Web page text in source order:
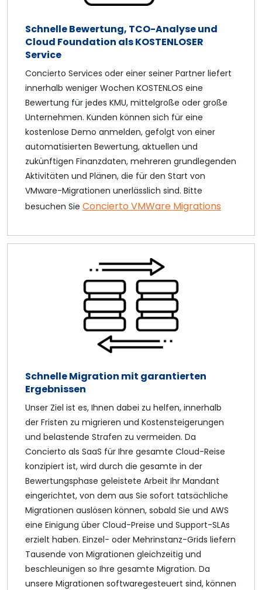
Schnelle Bewertung, TCO-Analyse und
Cloud Foundation als KOSTENLOSER
Service
Concierto Services oder einer seiner Partner liefert
innerhalb weniger Wochen KOSTENLOS eine
Bewertung für jedes KMU, mittelgroße oder große
Unternehmen. Kunden können sich für eine
kostenlose Demo anmelden, gefolgt von einer
automatisierten Bewertung, aktuellen und
zukünftigen Finanzdaten, mehreren grundlegenden
Aktivitäten und Plänen, die für den Start von
VMware-Migrationen unerlässlich sind. Bitte
besuchen Sie Concierto VMWare Migrations
Schnelle Migration mit garantierten
Ergebnissen
Unser Ziel ist es, Ihnen dabei zu helfen, innerhalb
der Fristen zu migrieren und Kostensteigerungen
und belastende Strafen zu vermeiden. Da
Concierto als SaaS für Ihre gesamte Cloud-Reise
konzipiert ist, wird durch die gesamte in der
Bewertungsphase geleistete Arbeit Ihr Mandant
eingerichtet, von dem aus Sie sofort tatsächliche
Migrationen auslösen können, sobald Sie und AWS
eine Einigung über Cloud-Preise und Support-SLAs
erzielt haben. Einzel- oder Mehrinstanz-Grids liefern
Tausende von Migrationen gleichzeitig und
beschleunigen so Ihre gesamte Migration. Da
unsere Migrationen softwaregesteuert sind, können